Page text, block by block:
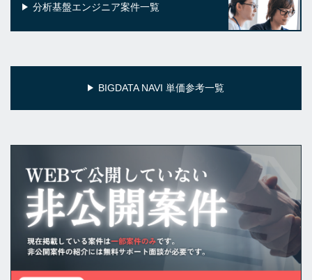
分析基盤エンジニア案件一覧
BIGDATA NAVI 単価参考一覧